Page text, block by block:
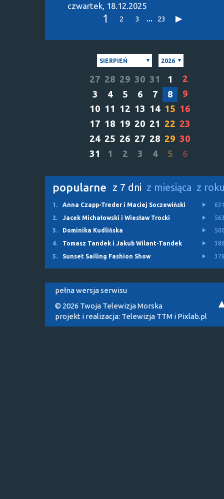
czwartek, 18.12.2025
1 2 3 ... 23
SIERPIEŃ 2026
27 28 29 30 31 1
2
3
4 5 6 7 8
9
10 11 12 13 14 15 16
17 18 19 20 21 22 23
24 25 26 27 28 29 30
31
1 2 3 4 5 6
popularne z 7 dni z miesiąca z
1. Anna Czapp-Treder i Maciej Soczewiński
2.
Jacek Michałowski i Wiesław Trocki
3.
Dominika Kudlińska
4.
Tomasz Tandek i Jakub Wilant-Tandek
5.
Sunset Sailing Fashion Show
pełna wersja serwisu
© 2026 Twoja Telewizja Morska
projekt i realizacja: Telewizja TTM i Pixlab.pl